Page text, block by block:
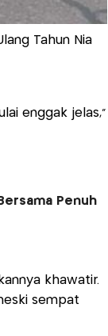
Tahun Nia
enggak jelas,"
Penuh
khawatir.
sempat